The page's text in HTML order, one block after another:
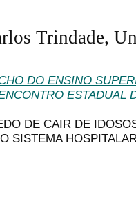
Trindade,
DO ENSINO
ESTADUAL
DE CAIR DE
SISTEMA